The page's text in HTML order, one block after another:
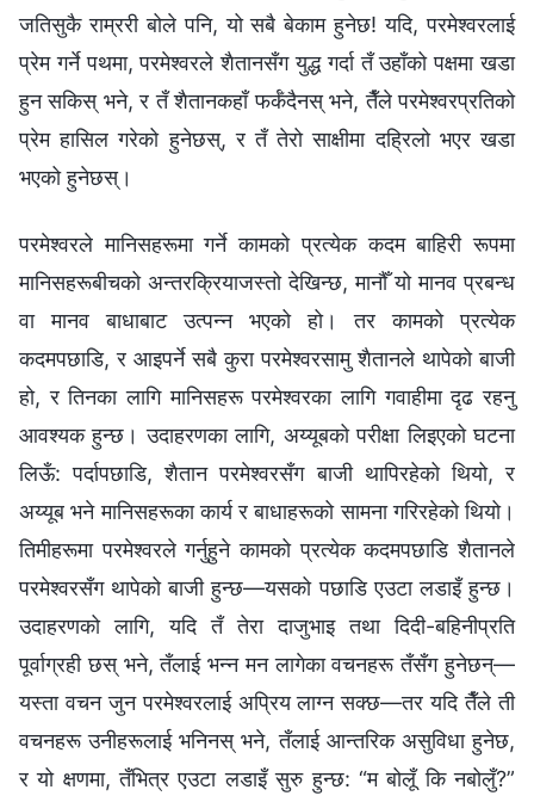
जतिसुकै राम्ररी बोले पनि, यो सबै बेकाम हुनेछ! यदि, परमेश्‍वरलाई
प्रेम गर्ने पथमा, परमेश्‍वरले शैतानसँग युद्ध गर्दा तँ उहाँको पक्षमा खडा
हुन सकिस् भने, र तँ शैतानकहाँ फर्कँदैनस् भने, तैँले परमेश्‍वरप्रतिको
प्रेम हासिल गरेको हुनेछस्, र तँ तेरो साक्षीमा दह्रिलो भएर खडा
भएको हुनेछस्।
परमेश्‍वरले मानिसहरूमा गर्ने कामको प्रत्येक कदम बाहिरी रूपमा
मानिसहरूबीचको अन्तरक्रियाजस्तो देखिन्छ, मानौँ यो मानव प्रबन्ध
वा मानव बाधाबाट उत्पन्न भएको हो। तर कामको प्रत्येक
कदमपछाडि, र आइपर्ने सबै कुरा परमेश्‍वरसामु शैतानले थापेको बाजी
हो, र तिनका लागि मानिसहरू परमेश्‍वरका लागि गवाहीमा दृढ रहनु
आवश्यक हुन्छ। उदाहरणका लागि, अय्यूबको परीक्षा लिइएको घटना
लिऊँ: पर्दापछाडि, शैतान परमेश्‍वरसँग बाजी थापिरहेको थियो, र
अय्यूब भने मानिसहरूका कार्य र बाधाहरूको सामना गरिरहेको थियो।
तिमीहरूमा परमेश्‍वरले गर्नुहुने कामको प्रत्येक कदमपछाडि शैतानले
परमेश्‍वरसँग थापेको बाजी हुन्छ—यसको पछाडि एउटा लडाइँ हुन्छ।
उदाहरणको लागि, यदि तँ तेरा दाजुभाइ तथा दिदी-बहिनीप्रति
पूर्वाग्रही छस् भने, तँलाई भन्न मन लागेका वचनहरू तँसँग हुनेछन्—
यस्ता वचन जुन परमेश्‍वरलाई अप्रिय लाग्न सक्छ—तर यदि तैँले ती
वचनहरू उनीहरूलाई भनिनस् भने, तँलाई आन्तरिक असुविधा हुनेछ,
र यो क्षणमा, तँभित्र एउटा लडाइँ सुरु हुन्छ: “म बोलूँ कि नबोलुँ?”